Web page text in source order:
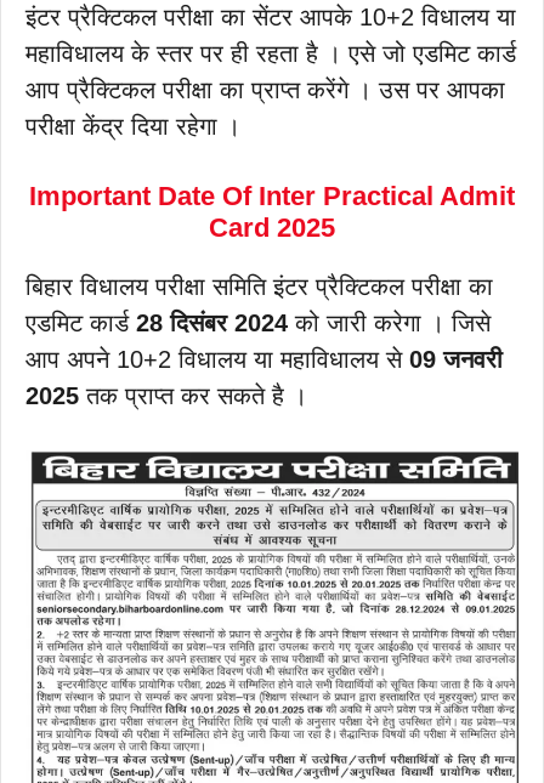
इंटर प्रैक्टिकल परीक्षा का सेंटर आपके 10+2 विधालय या
महाविधालय के स्तर पर ही रहता है । एसे जो एडमिट कार्ड
आप प्रैक्टिकल परीक्षा का प्राप्त करेंगे । उस पर आपका
परीक्षा केंद्र दिया रहेगा ।
Important Date Of Inter Practical Admit
Card 2025
बिहार विधालय परीक्षा समिति इंटर प्रैक्टिकल परीक्षा का
एडमिट कार्ड 28 दिसंबर 2024 को जारी करेगा । जिसे
आप अपने 10+2 विधालय या महाविधालय से 09 जनवरी
2025 तक प्राप्त कर सकते है ।